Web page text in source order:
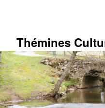
Thémines